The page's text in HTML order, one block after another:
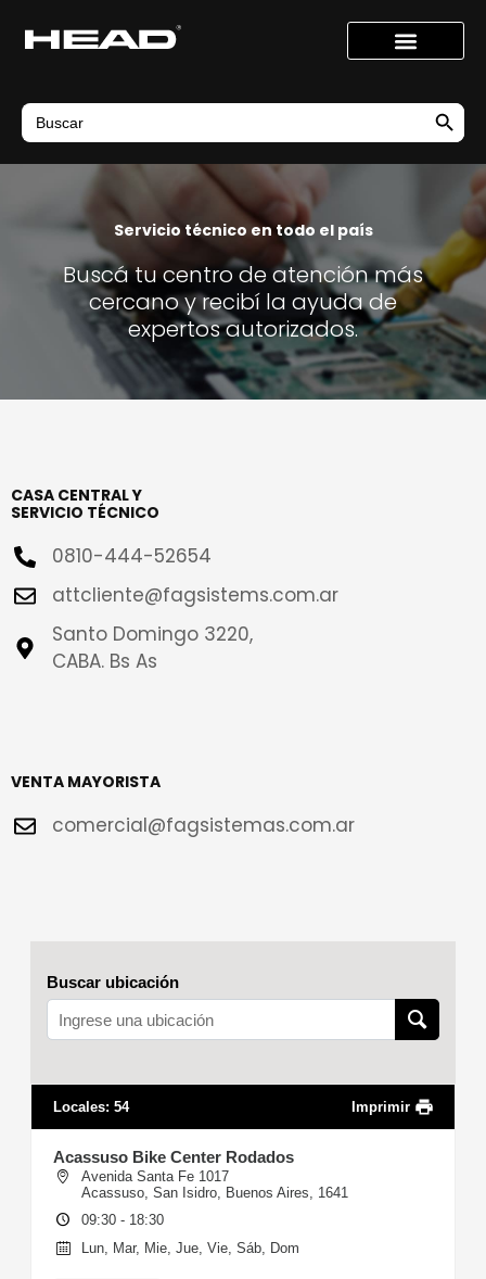
Search
for:
Search Button
Servicio técnico en todo el país
Buscá tu centro de atención más
cercano y recibí la ayuda de
expertos autorizados.
CASA CENTRAL Y
SERVICIO TÉCNICO
0810-444-52654
attcliente@fagsistems.com.ar
Santo Domingo 3220,
CABA. Bs As
VENTA MAYORISTA
comercial@fagsistemas.com.ar
Buscar ubicación
Locales: 54 Imprimir
Acassuso Bike Center Rodados
Avenida Santa Fe 1017
Acassuso, San Isidro, Buenos Aires, 1641
09:30 - 18:30
Lun, Mar, Mie, Jue, Vie, Sáb, Dom